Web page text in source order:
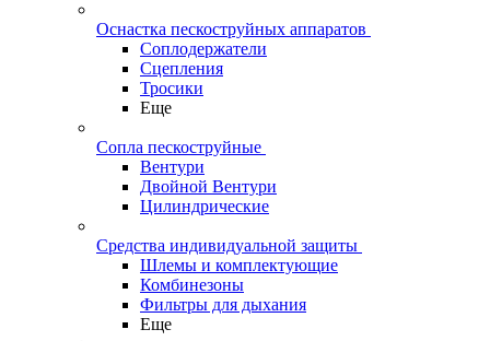
Оснастка пескоструйных аппаратов
Соплодержатели
Сцепления
Тросики
Еще
Сопла пескоструйные
Вентури
Двойной Вентури
Цилиндрические
Средства индивидуальной защиты
Шлемы и комплектующие
Комбинезоны
Фильтры для дыхания
Еще